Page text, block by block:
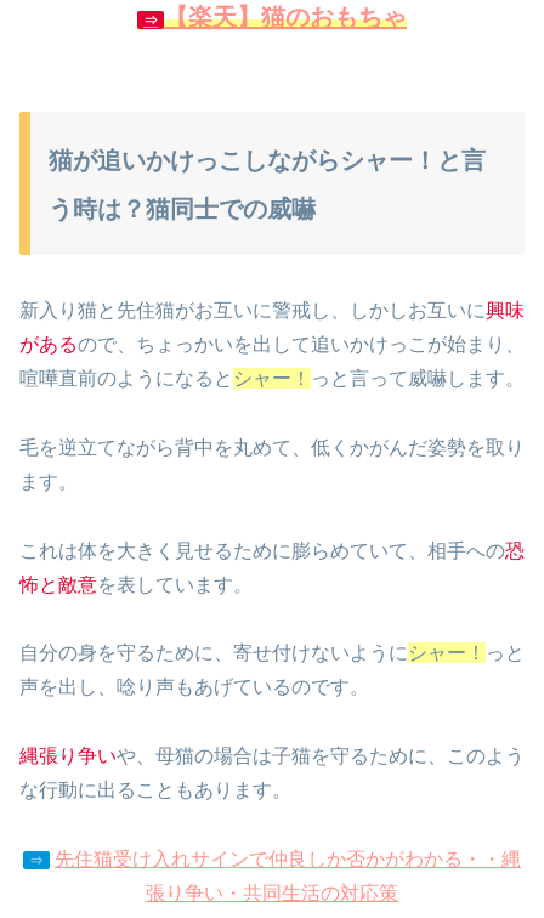
⇒ 【楽天】猫のおもちゃ
猫が追いかけっこしながらシャー！と言
う時は？猫同士での威嚇
新入り猫と先住猫がお互いに警戒し、しかしお互いに興味
があるので、ちょっかいを出して追いかけっこが始まり、
喧嘩直前のようになると シャー！ っと言って威嚇します。
毛を逆立てながら背中を丸めて、低くかがんだ姿勢を取り
ます。
これは体を大きく見せるために膨らめていて、相手への恐
怖と敵意を表しています。
自分の身を守るために、寄せ付けないように シャー！ っと
声を出し、唸り声もあげているのです。
縄張り争いや、母猫の場合は子猫を守るために、このよう
な行動に出ることもあります。
⇒
先住猫受け入れサインで仲良しか否かがわかる・・縄
張り争い・共同生活の対応策